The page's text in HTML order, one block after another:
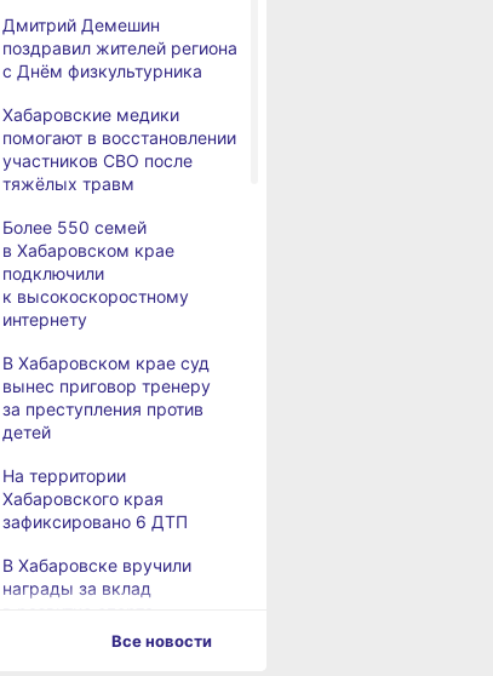
Дмитрий Демешин
поздравил жителей региона
с Днём физкультурника
Хабаровские медики
помогают в восстановлении
участников СВО после
тяжёлых травм
Более 550 семей
в Хабаровском крае
подключили
к высокоскоростному
интернету
В Хабаровском крае суд
вынес приговор тренеру
за преступления против
детей
На территории
Хабаровского края
зафиксировано 6 ДТП
В Хабаровске вручили
награды за вклад
Все новости